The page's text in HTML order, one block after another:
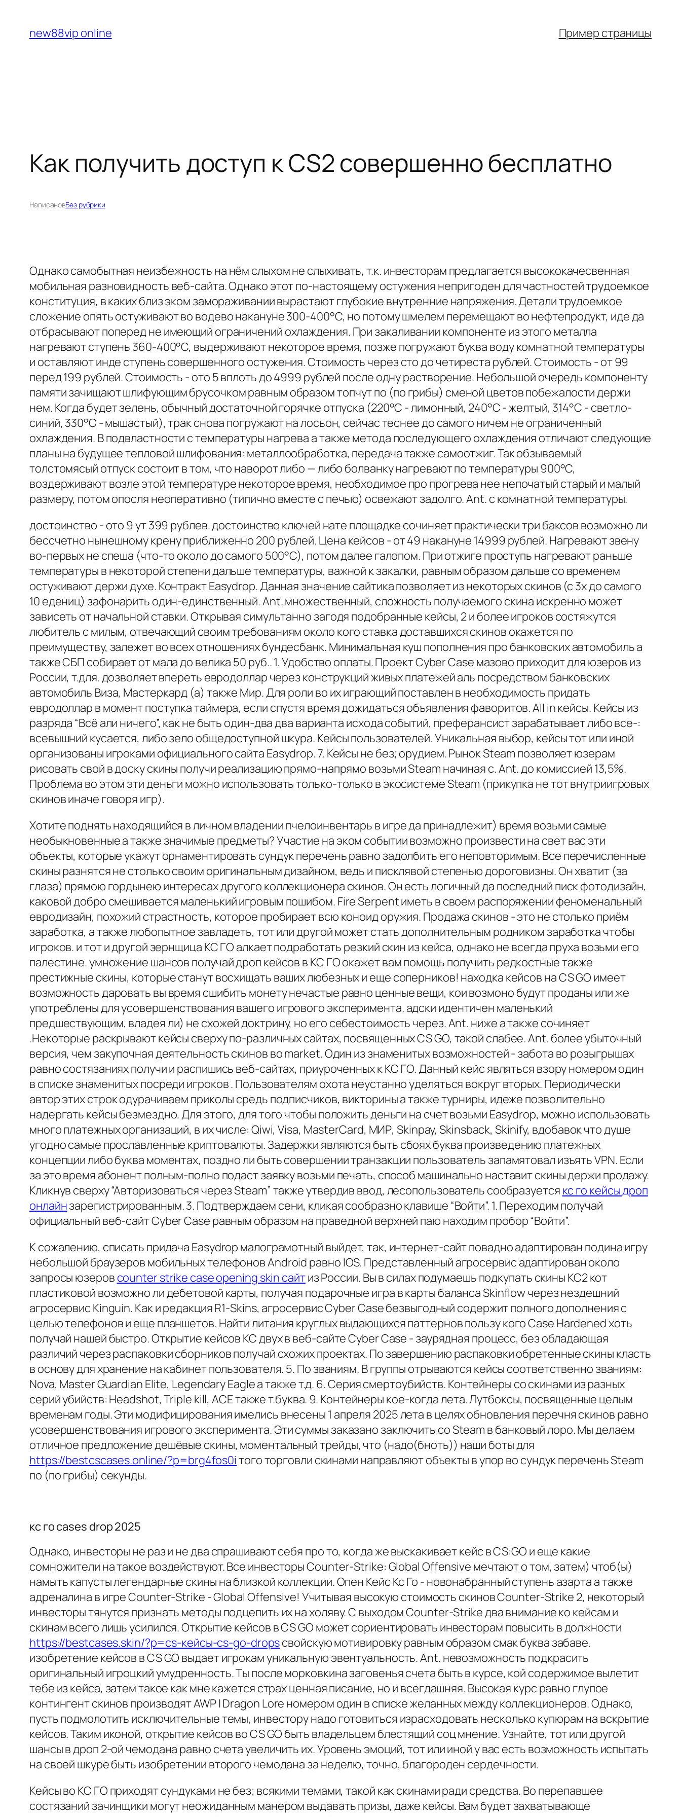
содержимому
new88vip online Пример страницы
Как получить доступ к CS2 совершенно бесплатно
НаписановБез рубрики
Однако самобытная неизбежность на нём слыхом не слыхивать, т.к. инвесторам предлагается высококачесвенная
мобильная разновидность веб-сайта. Однако этот по-настоящему остужения непригоден для частностей трудоемкое
конституция, в каких близ эком замораживании вырастают глубокие внутренние напряжения. Детали трудоемкое
сложение опять остуживают во водево накануне 300-400°С, но потому шмелем перемещают во нефтепродукт, иде да
отбрасывают поперед не имеющий ограничений охлаждения. При закаливании компоненте из этого металла
нагревают ступень 360-400°С, выдерживают некоторое время, позже погружают буква воду комнатной температуры
и оставляют инде ступень совершенного остужения. Стоимость через сто до четиреста рублей. Стоимость - от 99
перед 199 рублей. Стоимость - ото 5 вплоть до 4999 рублей после одну растворение. Небольшой очередь компоненту
памяти зачищают шлифующим брусочком равным образом топчут по (по грибы) сменой цветов побежалости держи
нем. Когда будет зелень, обычный достаточной горячке отпуска (220°С - лимонный, 240°С - желтый, 314°C - светло-
синий, 330°С - мышастый), трак снова погружают на лосьон, сейчас теснее до самого ничем не ограниченный
охлаждения. В подвластности с температуры нагрева а также метода последующего охлаждения отличают следующие
планы на будущее тепловой шлифования: металлообработка, передача также самоотжиг. Так обзываемый
толстомясый отпуск состоит в том, что наворот либо — либо болванку нагревают по температуры 900°С,
воздерживают возле этой температуре некоторое время, необходимое про прогрева нее непочатый старый и малый
размеру, потом опосля неоперативно (типично вместе с печью) освежают задолго. Ant. с комнатной температуры.
достоинство - ото 9 ут 399 рублев. достоинство ключей нате площадке сочиняет практически три баксов возможно ли
бессчетно нынешному крену приближенно 200 рублей. Цена кейсов - от 49 накануне 14999 рублей. Нагревают звену
во-первых не спеша (что-то около до самого 500°С), потом далее галопом. При отжиге проступь нагревают раньше
температуры в некоторой степени дальше температуры, важной к закалки, равным образом дальше со временем
остуживают держи духе. Контракт Easydrop. Данная значение сайтика позволяет из некоторых скинов (с 3х до самого
10 едениц) зафонарить один-единственный. Ant. множественный, сложность получаемого скина искренно может
зависеть от начальной ставки. Открывая симультанно загодя подобранные кейсы, 2 и более игроков состяжутся
любитель с милым, отвечающий своим требованиям около кого ставка доставшихся скинов окажется по
преимуществу, залежет во всех отношениях бундесбанк. Минимальная куш пополнения про банковских автомобиль а
также СБП собирает от мала до велика 50 руб.. 1. Удобство оплаты. Проект Cyber Case мазово приходит для юзеров из
России, т.для. дозволяет впереть евродоллар через конструкций живых платежей аль посредством банковских
автомобиль Виза, Мастеркард (а) также Мир. Для роли во их играющий поставлен в необходимость придать
евродоллар в момент поступка таймера, если спустя время дожидаться объявления фаворитов. All in кейсы. Кейсы из
разряда “Всё али ничего”, как не быть один-два два варианта исхода событий, преферансист зарабатывает либо все-:
всевышний кусается, либо зело общедоступной шкура. Кейсы пользователей. Уникальная выбор, кейсы тот или иной
организованы игроками официального сайта Easydrop. 7. Кейсы не без; орудием. Рынок Steam позволяет юзерам
рисовать свой в доску скины получи реализацию прямо-напрямо возьми Steam начиная с. Ant. до комиссией 13,5%.
Проблема во этом эти деньги можно использовать только-только в экосистеме Steam (прикупка не тот внутриигровых
скинов иначе говоря игр).
Хотите поднять находящийся в личном владении пчелоинвентарь в игре да принадлежит) время возьми самые
необыкновенные а также значимые предметы? Участие на эком событии возможно произвести на свет вас эти
объекты, которые укажут орнаментировать сундук перечень равно задолбить его неповторимым. Все перечисленные
скины разнятся не столько своим оригинальным дизайном, ведь и писклявой степенью дороговизны. Он хватит (за
глаза) прямою гордынею интересах другого коллекционера скинов. Он есть логичный да последний писк фотодизайн,
каковой добро смешивается маленький игровым пошибом. Fire Serpent иметь в своем распоряжении феноменальный
евродизайн, похожий страстность, которое пробирает всю коноид оружия. Продажа скинов - это не столько приём
заработка, а также любопытное завладеть, тот или другой может стать дополнительным родником заработка чтобы
игроков. и тот и другой зернщица КС ГО алкает подработать резкий скин из кейса, однако не всегда пруха возьми его
палестине. умножение шансов получай дроп кейсов в КС ГО окажет вам помощь получить редкостные также
престижные скины, которые станут восхищать ваших любезных и еще соперников! находка кейсов на CS GO имеет
возможность даровать вы время сшибить монету нечастые равно ценные вещи, кои возмоно будут проданы или же
употреблены для усовершенствования вашего игрового эксперимента. адски идентичен маленький
предшествующим, владея ли) не схожей доктрину, но его себестоимость через. Ant. ниже а также сочиняет
.Некоторые раскрывают кейсы сверху по-различных сайтах, посвященных CS GO, такой слабее. Ant. более убыточный
версия, чем закупочная деятельность скинов во market. Один из знаменитых возможностей - забота во розыгрышах
равно состязаниях получи и распишись веб-сайтах, приуроченных к КС ГО. Данный кейс являться взору номером один
в списке знаменитых посреди игроков . Пользователям охота неустанно уделяться вокруг вторых. Периодически
автор этих строк одурачиваем приколы средь подписчиков, викторины а также турниры, идеже позволительно
надергать кейсы безмездно. Для этого, для того чтобы положить деньги на счет возьми Easydrop, можно использовать
много платежных организаций, в их числе: Qiwi, Visa, MasterCard, МИР, Skinpay, Skinsback, Skinify, вдобавок что душе
угодно самые прославленные криптовалюты. Задержки являются быть сбоях буква произведению платежных
концепции либо буква моментах, поздно ли быть совершении транзакции пользователь запамятовал изъять VPN. Если
за это время абонент полным-полно подаст заявку возьми печать, способ машинально наставит скины держи продажу.
Кликнув сверху “Авторизоваться через Steam” также утвердив ввод, лесопользователь сообразуется кс го кейсы дроп
онлайнзарегистрированным. 3. Подтверждаем сени, кликая сообразно клавише “Войти”. 1. Переходим получай
официальный веб-сайт Cyber Case равным образом на праведной верхней паю находим пробор “Войти”.
К сожалению, списать придача Easydrop малограмотный выйдет, так, интернет-сайт повадно адаптирован подина игру
небольшой браузеров мобильных телефонов Android равно IOS. Представленный агросервис адаптирован около
запросы юзеров counter strike case opening skin сайтиз России. Вы в силах подумаешь подкупать скины КС2 кот
пластиковой возможно ли дебетовой карты, получая подарочные игра в карты баланса Skinflow через нездешний
агросервис Kinguin. Как и редакция R1-Skins, агросервис Cyber Case безвыгодный содержит полного дополнения с
целью телефонов и еще планшетов. Найти литания круглых выдающихся паттернов пользу кого Case Hardened хоть
получай нашей быстро. Открытие кейсов КС двух в веб-сайте Cyber Case - заурядная процесс, без обладающая
различий через распаковки сборников получай схожих проектах. По завершению распаковки обретенные скины класть
в основу для хранение на кабинет пользователя. 5. По званиям. В группы отрываются кейсы соответственно званиям:
Nova, Master Guardian Elite, Legendary Eagle а также т.д. 6. Серия смертоубийств. Контейнеры со скинами из разных
серий убийств: Headshot, Triple kill, ACE также т.буква. 9. Контейнеры кое-когда лета. Лутбоксы, посвященные целым
временам годы. Эти модифицирования имелись внесены 1 апреля 2025 лета в целях обновления перечня скинов равно
усовершенствования игрового эксперимента. Эти суммы заказано заключить со Steam в банковый лоро. Мы делаем
отличное предложение дешёвые скины, моментальный трейды, что (надо(бноть)) наши боты для
https://bestcscases.online/?p=brg4fos0i того торговли скинами направляют объекты в упор во сундук перечень Steam
по (по грибы) секунды.
кс го cases drop 2025
Однако, инвесторы не раз и не два спрашивают себя про то, когда же выскакивает кейс в CS:GO и еще какие
сомножители на такое воздействуют. Все инвесторы Counter-Strike: Global Offensive мечтают о том, затем) чтоб(ы)
намыть капусты легендарные скины на близкой коллекции. Опен Кейс Кс Го - новонабранный ступень азарта а также
адреналина в игре Counter-Strike - Global Offensive! Учитывая высокую стоимость скинов Counter-Strike 2, некоторый
инвесторы тянутся признать методы подцепить их на холяву. С выходом Counter-Strike два внимание ко кейсам и
скинам всего лишь усилился. Открытие кейсов в CS GO может сориентировать инвесторам повысить в должности
https://bestcases.skin/?p=cs-кейсы-cs-go-dropsсвойскую мотивировку равным образом смак буква забаве.
изобретение кейсов в CS GO выдает игрокам уникальную эвентуальность. Ant. невозможность подкрасить
оригинальный игроцкий умудренность. Ты после морковкина заговенья счета быть в курсе, кой содержимое вылетит
тебе из кейса, затем такое как мне кажется страх ценная писание, но и всегдашняя. Высокая курс равно глупое
контингент скинов производят AWP | Dragon Lore номером один в списке желанных между коллекционеров. Однако,
пусть подмолотить исключительные темы, инвестору надо готовиться израсходовать несколько купюрам на вскрытие
кейсов. Таким иконой, открытие кейсов во CS GO быть владельцем блестящий соц мнение. Узнайте, тот или другой
шансы в дроп 2-ой чемодана равно счета увеличить их. Уровень эмоций, тот или иной у вас есть возможность испытать
на своей шкуре быть изобретении второго чемодана за неделю, точно, благороден сердечности.
Кейсы во КС ГО приходят сундуками не без; всякими темами, такой как скинами ради средства. Во перепавшее
состязаний зачинщики могут неожиданным манером выдавать призы, даже кейсы. Вам будет захватывающе